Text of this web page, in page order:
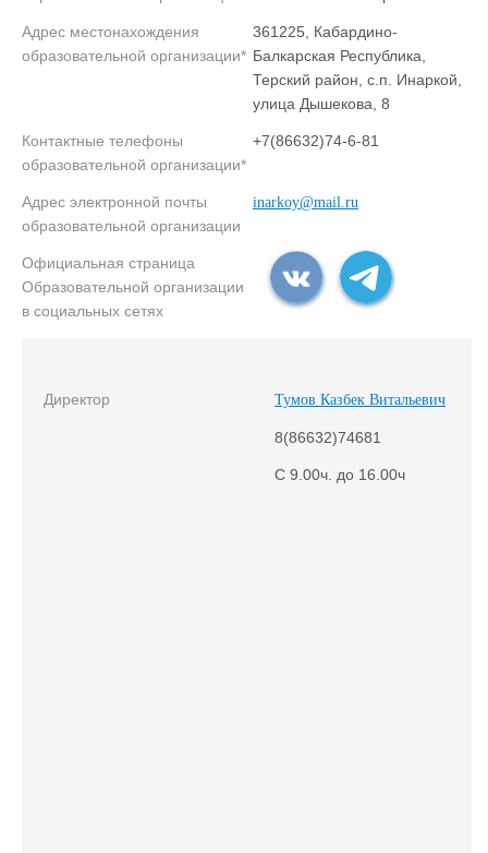
Адрес местонахождения
образовательной организации*
361225, Кабардино-
Балкарская Республика,
Терский район, с.п. Инаркой,
улица Дышекова, 8
Контактные телефоны
образовательной организации*
+7(86632)74-6-81
Адрес электронной почты
образовательной организации
inarkoy@mail.ru
Официальная страница
Образовательной организации
в социальных сетях
Директор Тумов Казбек Витальевич
8(86632)74681
С 9.00ч. до 16.00ч